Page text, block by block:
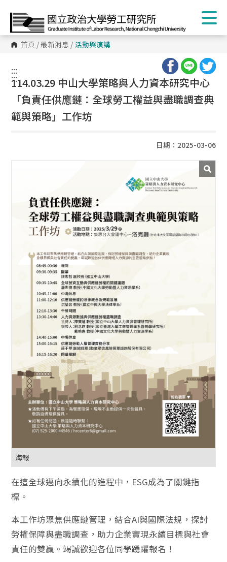
首頁 /最新消息 / 活動與演講
:::
:::
114.03.29 中山大學策略與人力資本研究中心
「負責任供應鏈：全球勞工權益與盡職調查典
範與策略」工作坊
日期：2025-03-06
海報
在這全球邁向永續化的進程中，ESG成為了關鍵指
標。
本工作坊聚焦供應鏈管理，結合AI與國際法規，探討
勞權保障與盡職調查，助力企業實現永續目標與社會
責任的雙贏。竭誠歡迎各位同學踴躍報名！